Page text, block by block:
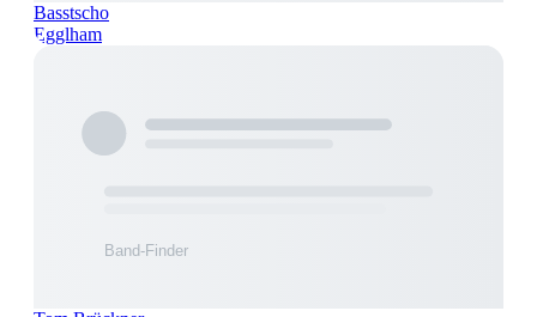
Basstscho
Egglham